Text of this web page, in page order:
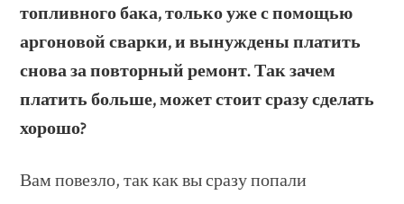
топливного бака, только уже с помощью
аргоновой сварки, и вынуждены платить
снова за повторный ремонт. Так зачем
платить больше, может стоит сразу сделать
хорошо?
Вам повезло, так как вы сразу попали